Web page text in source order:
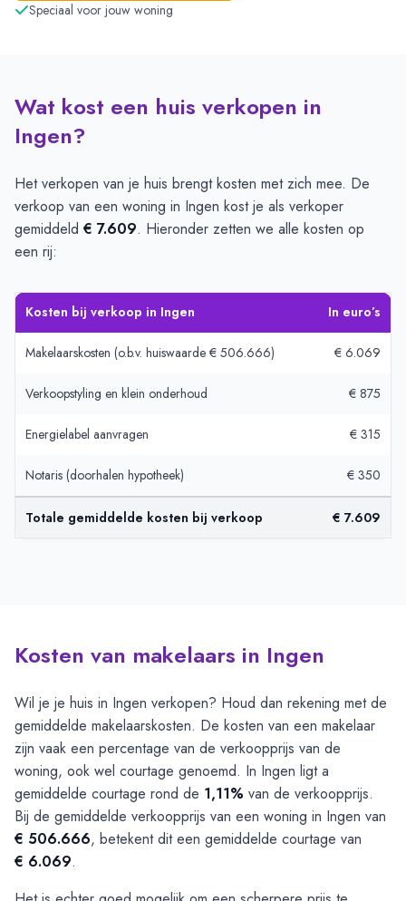
Speciaal voor jouw woning
Wat kost een huis verkopen in
Ingen?
Het verkopen van je huis brengt kosten met zich mee. De
verkoop van een woning in Ingen kost je als verkoper
gemiddeld € 7.609. Hieronder zetten we alle kosten op
een rij:
Kosten bij verkoop in Ingen In euro’s
Makelaarskosten (o.b.v. huiswaarde € 506.666) € 6.069
Verkoopstyling en klein onderhoud € 875
Energielabel aanvragen € 315
Notaris (doorhalen hypotheek) € 350
Totale gemiddelde kosten bij verkoop € 7.609
Kosten van makelaars in Ingen
Wil je je huis in Ingen verkopen? Houd dan rekening met de
gemiddelde makelaarskosten. De kosten van een makelaar
zijn vaak een percentage van de verkoopprijs van de
woning, ook wel courtage genoemd. In Ingen ligt a
gemiddelde courtage rond de 1,11% van de verkoopprijs.
Bij de gemiddelde verkoopprijs van een woning in Ingen van
€ 506.666, betekent dit een gemiddelde courtage van
€ 6.069.